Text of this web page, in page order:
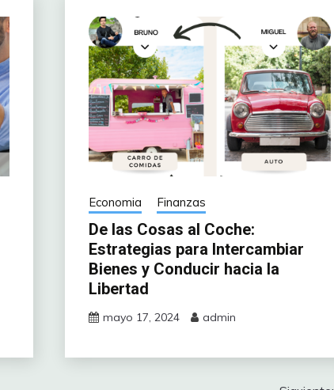
Economia Finanzas
De las Cosas al Coche:
Estrategias para Intercambiar
Bienes y Conducir hacia la
Libertad
mayo 17, 2024 admin